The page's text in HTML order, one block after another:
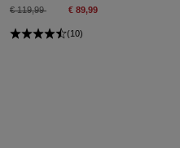
Price reduced from
€ 119,99to € 89,99
(10)